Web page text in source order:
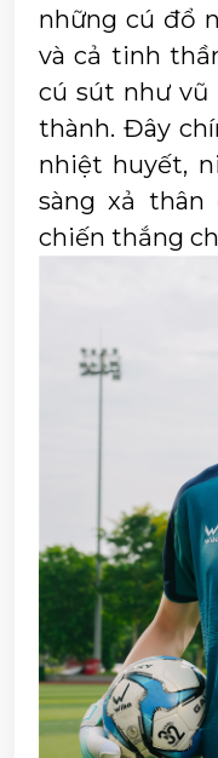
những cú đổ
và cả tinh
cú sút như vũ
thành. Đây
nhiệt huyết,
sàng xả thân
chiến thắng